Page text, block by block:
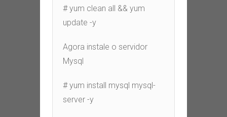
# yum clean all && yum
update -y
Agora instale o servidor
Mysql
# yum install mysql mysql-
server -y